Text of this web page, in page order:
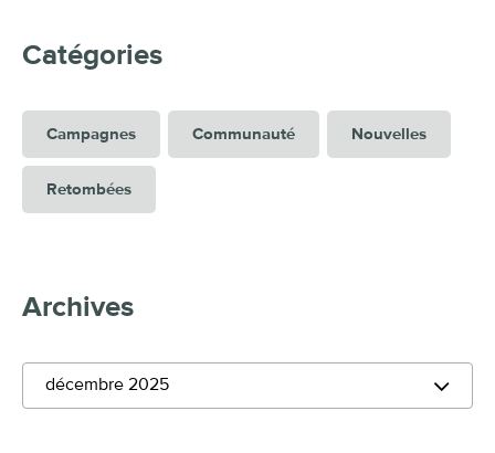
Catégories
Campagnes Communauté Nouvelles
Retombées
Archives
décembre 2025